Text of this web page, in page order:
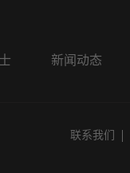
元）；
新闻动态
联系我们